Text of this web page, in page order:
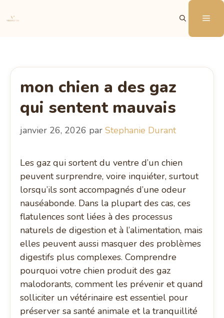
au
mon chien a des gaz
qui sentent mauvais
janvier 26, 2026 parStephanie Durant
Les gaz qui sortent du ventre d’un chien
peuvent surprendre, voire inquiéter, surtout
lorsqu’ils sont accompagnés d’une odeur
nauséabonde. Dans la plupart des cas, ces
flatulences sont liées à des processus
naturels de digestion et à l’alimentation, mais
elles peuvent aussi masquer des problèmes
digestifs plus complexes. Comprendre
pourquoi votre chien produit des gaz
malodorants, comment les prévenir et quand
solliciter un vétérinaire est essentiel pour
préserver sa santé animale et la tranquillité